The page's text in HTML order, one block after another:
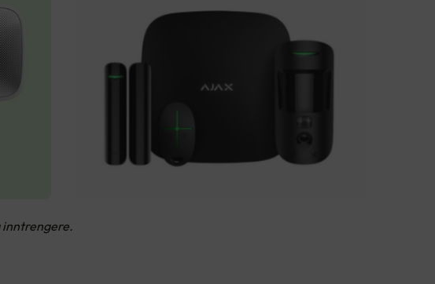
inntrengere.